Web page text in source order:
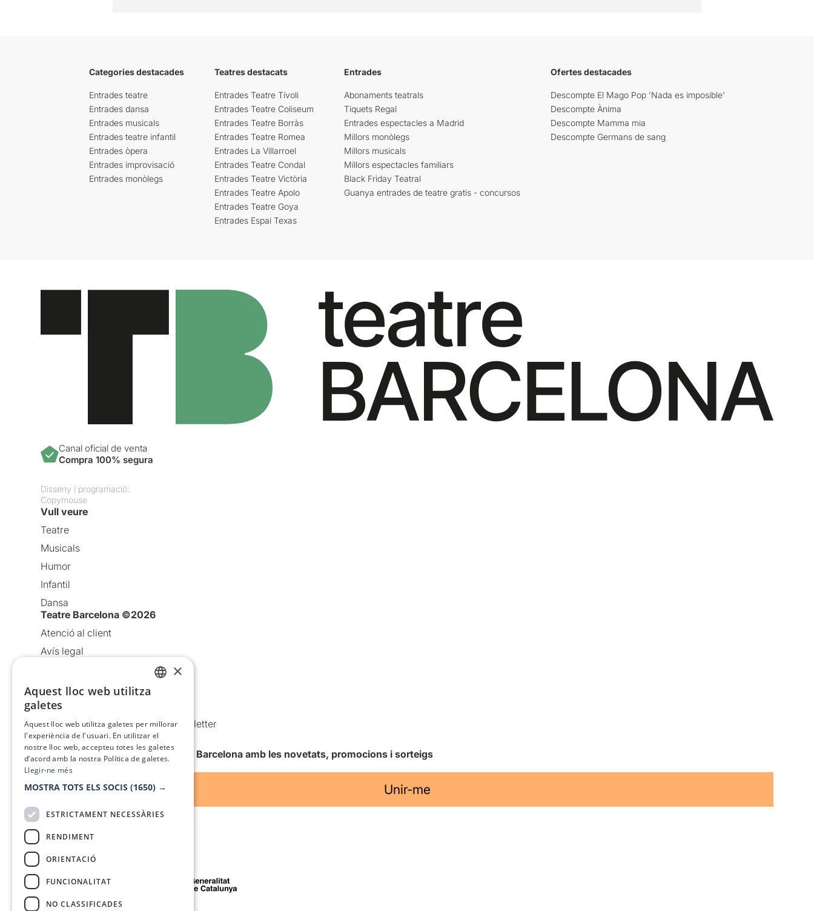
Categories destacades
Entrades teatre
Entrades dansa
Entrades musicals
Entrades teatre infantil
Entrades òpera
Entrades improvisació
Entrades monòlegs
Teatres destacats
Entrades Teatre Tívoli
Entrades Teatre Coliseum
Entrades Teatre Borràs
Entrades Teatre Romea
Entrades La Villarroel
Entrades Teatre Condal
Entrades Teatre Victòria
Entrades Teatre Apolo
Entrades Teatre Goya
Entrades Espai Texas
Entrades
Abonaments teatrals
Tiquets Regal
Entrades espectacles a Madrid
Millors monòlegs
Millors musicals
Millors espectacles familiars
Black Friday Teatral
Guanya entrades de teatre gratis - concursos
Ofertes destacades
Descompte El Mago Pop 'Nada es imposible'
Descompte Ànima
Descompte Mamma mia
Descompte Germans de sang
Canal oficial de venta
Compra 100% segura
Disseny i programació:
Copymouse
Vull veure
Teatre
Musicals
Humor
Infantil
Dansa
Teatre Barcelona ©2026
Atenció al client
Avís legal
Política de cookies
Condicions d’ús
Comunicacions comercials i Newsletter
Anuncia’t
Vull rebre la newsletter de Teatre Barcelona amb les novetats, promocions i sorteigs
Unir-me
Amb el suport de
×
Aquest lloc web utilitza
galetes
Aquest lloc web utilitza galetes per millorar
l'experiència de l'usuari. En utilitzar el
nostre lloc web, accepteu totes les galetes
d’acord amb la nostra Política de galetes.
Llegir-ne més
MOSTRA TOTS ELS SOCIS (1650) →
ESTRICTAMENT NECESSÀRIES
RENDIMENT
ORIENTACIÓ
FUNCIONALITAT
NO CLASSIFICADES